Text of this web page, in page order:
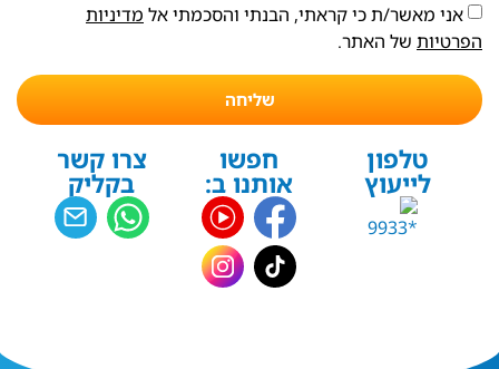
אני מאשר/ת כי קראתי, הבנתי והסכמתי אל מדיניות
הפרטיות של האתר.
שליחה
טלפון
לייעוץ
חפשו
אותנו ב:
צרו קשר
בקליק